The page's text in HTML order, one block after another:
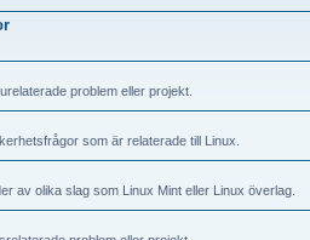
problem eller projekt.
som är relaterade till Linux.
av olika slag som Linux Mint eller Linux överlag.